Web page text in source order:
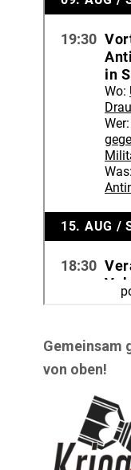
Gemeinsam
von oben!